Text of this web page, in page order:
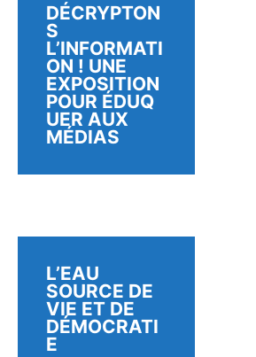
DÉCRYPTON
S
L’INFORMATI
ON ! UNE
EXPOSITION
POUR ÉDUQ
UER AUX
MÉDIAS
L’EAU
SOURCE DE
VIE ET DE
DÉMOCRATI
E